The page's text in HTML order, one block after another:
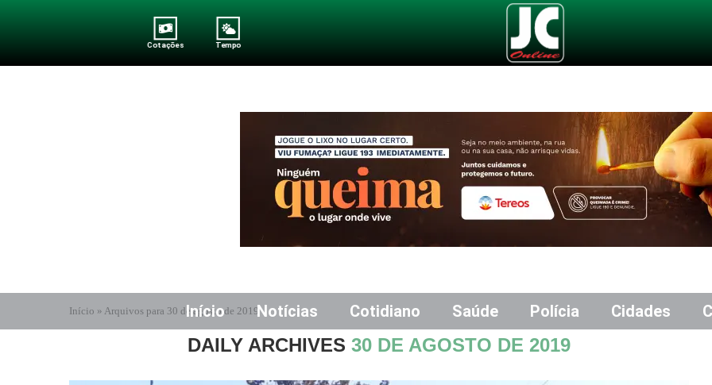
Cotações Tempo
Início Notícias Cotidiano Saúde Polícia Cidades
Início » Arquivos para 30 de agosto de 2019
DAILY ARCHIVES 30 DE AGOSTO DE 2019